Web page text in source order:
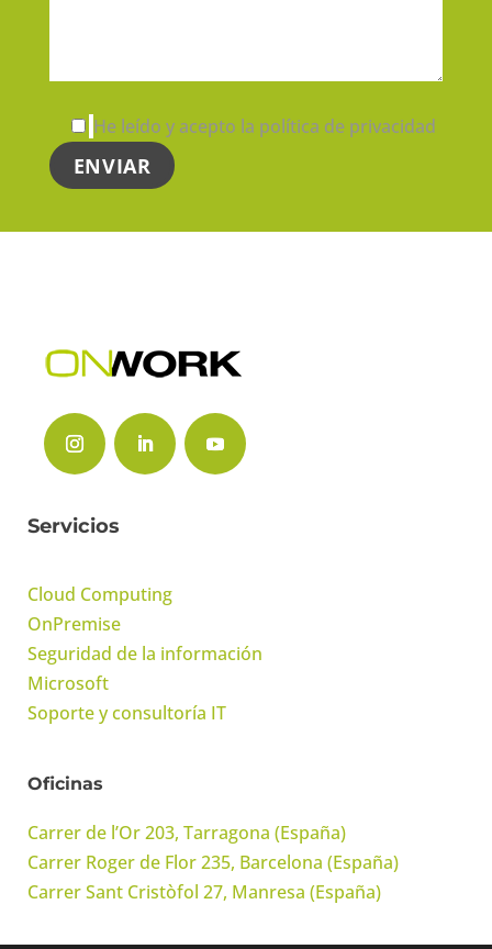
He leído y acepto la política de privacidad
Servicios
Cloud Computing
OnPremise
Seguridad de la información
Microsoft
Soporte y consultoría IT
Oficinas
Carrer de l’Or 203, Tarragona (España)
Carrer Roger de Flor 235, Barcelona (España)
Carrer Sant Cristòfol 27, Manresa (España)